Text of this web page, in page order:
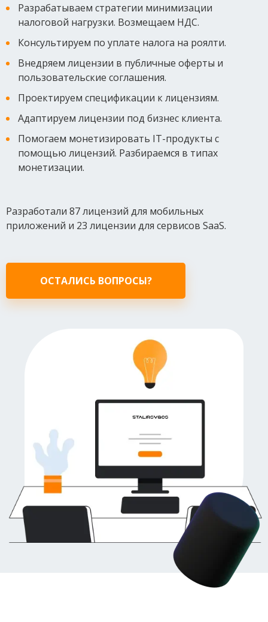
Разрабатываем стратегии минимизации
налоговой нагрузки. Возмещаем НДС.
Консультируем по уплате налога на роялти.
Внедряем лицензии в публичные оферты и
пользовательские соглашения.
Проектируем спецификации к лицензиям.
Адаптируем лицензии под бизнес клиента.
Помогаем монетизировать IT-продукты с
помощью лицензий. Разбираемся в типах
монетизации.
Разработали 87 лицензий для мобильных
приложений и 23 лицензии для сервисов SaaS.
ОСТАЛИСЬ ВОПРОСЫ?